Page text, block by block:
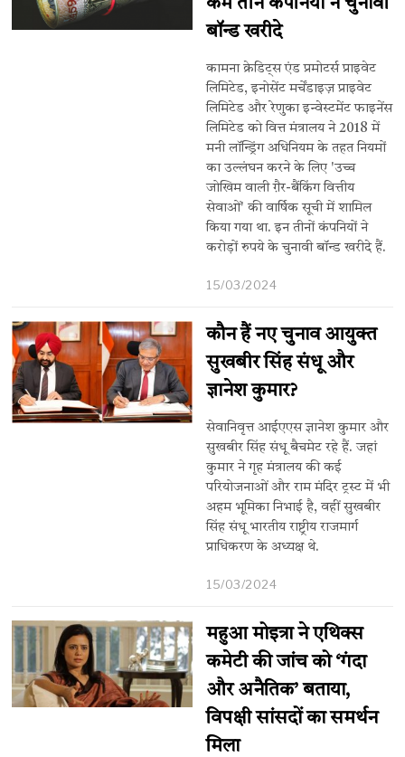
कम तीन कंपनियों ने चुनावी
बॉन्ड खरीदे
कामना क्रेडिट्स एंड प्रमोटर्स प्राइवेट
लिमिटेड, इनोसेंट मर्चेंडाइज़ प्राइवेट
लिमिटेड और रेणुका इन्वेस्टमेंट फाइनेंस
लिमिटेड को वित्त मंत्रालय ने 2018 में
मनी लॉन्ड्रिंग अधिनियम के तहत नियमों
का उल्लंघन करने के लिए 'उच्च
जोखिम वाली ग़ैर-बैंकिंग वित्तीय
सेवाओं' की वार्षिक सूची में शामिल
किया गया था. इन तीनों कंपनियों ने
करोड़ों रुपये के चुनावी बॉन्ड खरीदे हैं.
15/03/2024
कौन हैं नए चुनाव आयुक्त
सुखबीर सिंह संधू और
ज्ञानेश कुमार?
सेवानिवृत्त आईएएस ज्ञानेश कुमार और
सुखबीर सिंह संधू बैचमेट रहे हैं. जहां
कुमार ने गृह मंत्रालय की कई
परियोजनाओं और राम मंदिर ट्रस्ट में भी
अहम भूमिका निभाई है, वहीं सुखबीर
सिंह संधू भारतीय राष्ट्रीय राजमार्ग
प्राधिकरण के अध्यक्ष थे.
15/03/2024
महुआ मोइत्रा ने एथिक्स
कमेटी की जांच को ‘गंदा
और अनैतिक’ बताया,
विपक्षी सांसदों का समर्थन
मिला